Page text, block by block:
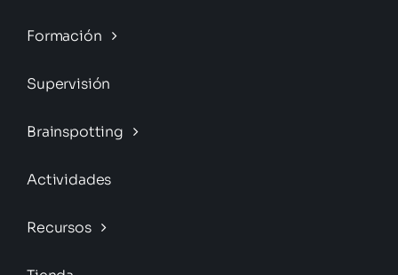
Formación
Supervisión
Brainspotting
Actividades
Recursos